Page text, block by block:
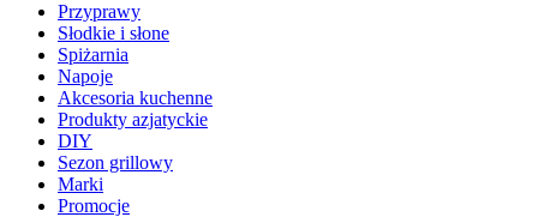
Przyprawy
Słodkie i słone
Spiżarnia
Napoje
Akcesoria kuchenne
Produkty azjatyckie
DIY
Sezon grillowy
Marki
Promocje